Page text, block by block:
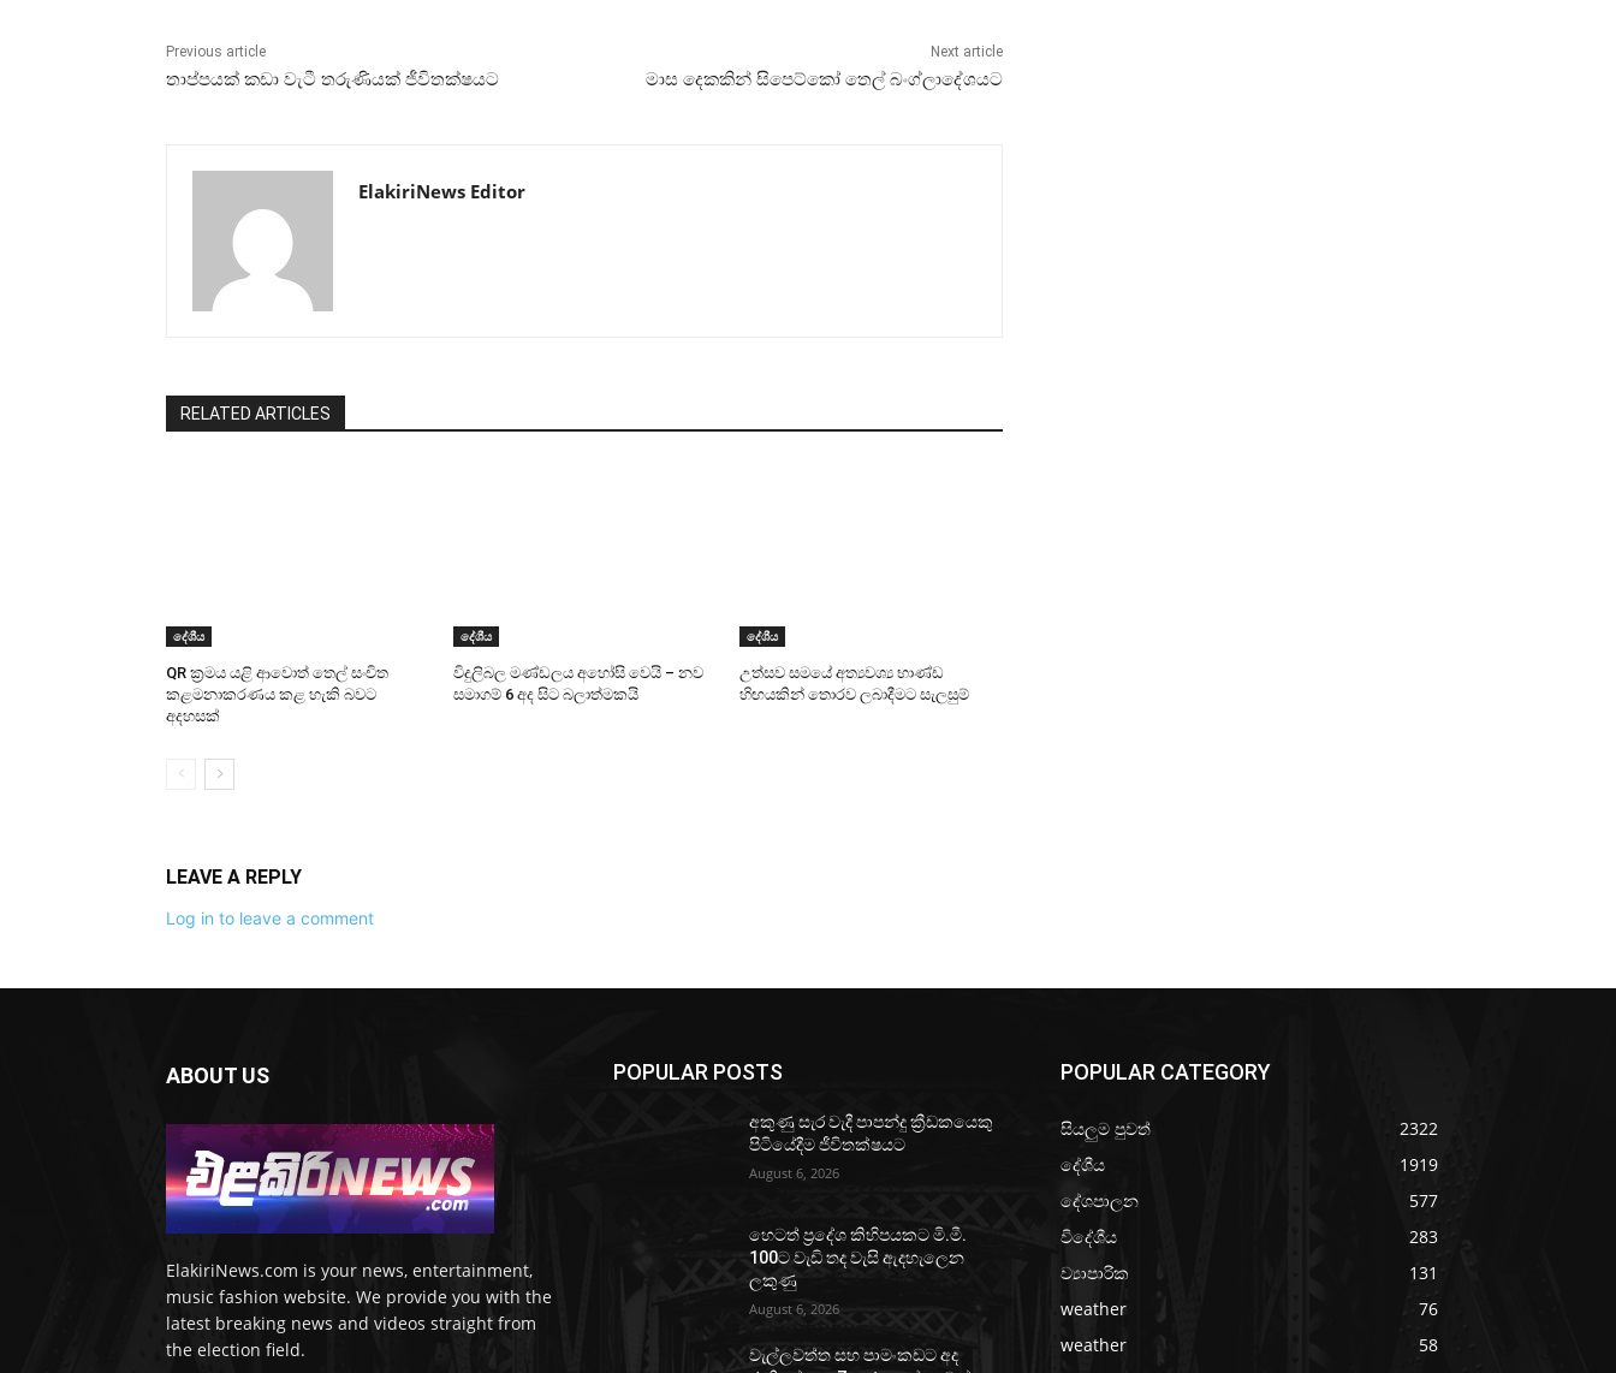
Previous article
තාප්පයක් කඩා වැටී තරුණියක් ජීවිතක්ෂයට
Next article
මාස දෙකකින් සිපෙට්කෝ තෙල් බංග්ලාදේශයට
ElakiriNews Editor
RELATED ARTICLES
දේශීය
QR ක්‍රමය යළි ආවොත් තෙල් සංචිත
කළමනාකරණය කළ හැකි බවට
අදහසක්
දේශීය
විදුලිබල මණ්ඩලය අහෝසි වෙයි – නව
සමාගම් 6 අද සිට බලාත්මකයි
දේශීය
උත්සව සමයේ අත්‍යවශ්‍ය භාණ්ඩ
හිඟයකින් තොරව ලබාදීමට සැලසුම්
LEAVE A REPLY
Log in to leave a comment
ABOUT US
ElakiriNews.com is your news, entertainment,
music fashion website. We provide you with the
latest breaking news and videos straight from
the election field.
POPULAR POSTS
අකුණු සැර වැදී පාපන්දු ක්‍රීඩකයෙකු
පිටියේදීම ජීවිතක්ෂයට
August 6, 2026
හෙටත් ප්‍රදේශ කිහිපයකට මි.මී.
100ට වැඩි තද වැසි ඇදහැලෙන
ලකුණු
August 6, 2026
වැල්ලවත්ත සහ පාමංකඩට අද
POPULAR CATEGORY
සියලුම පුවත්
2322
දේශීය
1919
දේශපාලන
577
විදේශීය
283
ව්‍යාපාරික
131
weather
76
weather
58